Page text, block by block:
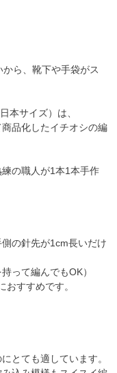
ら、靴下や手袋がス
本サイズ）は、
品化したイチオシの編
の職人が1本1本手作
の針先が1cm長いだけ
って編んでもOK）
おすすめです。
とても適しています。